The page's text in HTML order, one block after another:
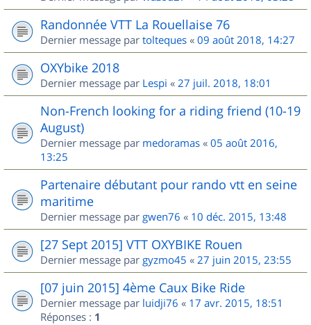
Randonnée VTT La Rouellaise 76
Dernier message par tolteques « 09 août 2018, 14:27
OXYbike 2018
Dernier message par Lespi « 27 juil. 2018, 18:01
Non-French looking for a riding friend (10-19
August)
Dernier message par medoramas « 05 août 2016,
13:25
Partenaire débutant pour rando vtt en seine
maritime
Dernier message par gwen76 « 10 déc. 2015, 13:48
[27 Sept 2015] VTT OXYBIKE Rouen
Dernier message par gyzmo45 « 27 juin 2015, 23:55
[07 juin 2015] 4ème Caux Bike Ride
Dernier message par luidji76 « 17 avr. 2015, 18:51
Réponses : 1